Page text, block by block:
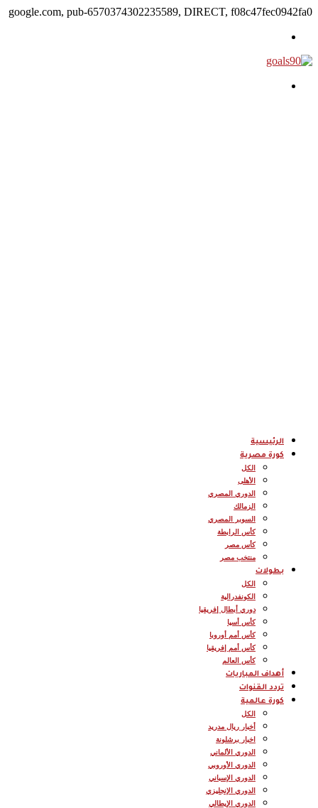
google.com, pub-6570374302235589, DIRECT, f08c47fec0942fa0
الرئيسية
كورة مصرية
الكل
الأهلى
الدوري المصري
الزمالك
السوبر المصري
كأس الرابطة
كأس مصر
منتخب مصر
بطولات
الكل
الكونفدرالية
دوري أبطال إفريقيا
كأس أسيا
كأس أمم أوروبا
كأس أمم إفريقيا
كأس العالم
أهداف المباريات
تردد القنوات
كورة عالمية
الكل
أخبار ريال مدريد
اخبار برشلونة
الدوري الألماني
الدوري الأوروبي
الدوري الإسباني
الدوري الإنجليزي
الدوري الإيطالي